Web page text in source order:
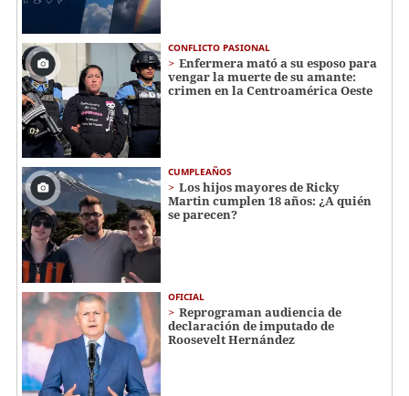
CONFLICTO PASIONAL
Enfermera mató a su esposo para
vengar la muerte de su amante:
crimen en la Centroamérica Oeste
CUMPLEAÑOS
Los hijos mayores de Ricky
Martin cumplen 18 años: ¿A quién
se parecen?
OFICIAL
Reprograman audiencia de
declaración de imputado de
Roosevelt Hernández